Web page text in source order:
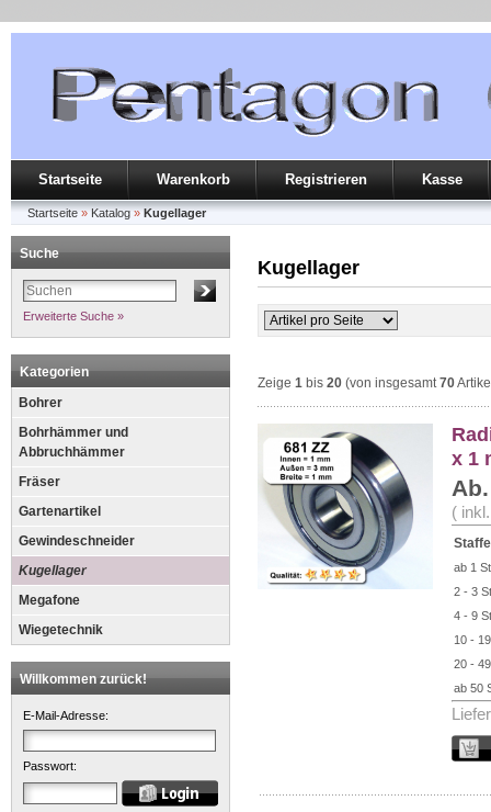
Startseite Warenkorb Registrieren Kasse
Startseite » Katalog » Kugellager
Suche
Erweiterte Suche »
Kategorien
Bohrer
Bohrhämmer und
Abbruchhämmer
Fräser
Gartenartikel
Gewindeschneider
Kugellager
Megafone
Wiegetechnik
Willkommen zurück!
E-Mail-Adresse:
Passwort:
Kugellager
Zeige 1 bis 20 (von insgesamt70
x 1
(
ab 1
2 - 3
4 - 9
10 -
20 -
ab 50